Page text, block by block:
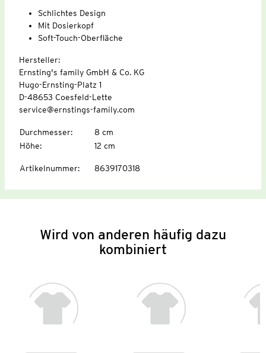
Schlichtes Design
Mit Dosierkopf
Soft-Touch-Oberfläche
Hersteller:
Ernsting's family GmbH & Co. KG
Hugo-Ernsting-Platz 1
D-48653 Coesfeld-Lette
service@ernstings-family.com
Durchmesser:
8 cm
Höhe: 12 cm
Artikelnummer: 8639170318
Wird von anderen häufig dazu
kombiniert